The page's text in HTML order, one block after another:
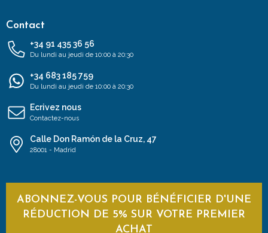
Contact
+34 91 435 36 56
Du lundi au jeudi de 10:00 à 20:30
+34 683 185 759
Du lundi au jeudi de 10:00 à 20:30
Ecrivez nous
Contactez-nous
Calle Don Ramón de la Cruz, 47
28001 - Madrid
ABONNEZ-VOUS POUR BÉNÉFICIER D'UNE
RÉDUCTION DE 5% SUR VOTRE PREMIER
ACHAT